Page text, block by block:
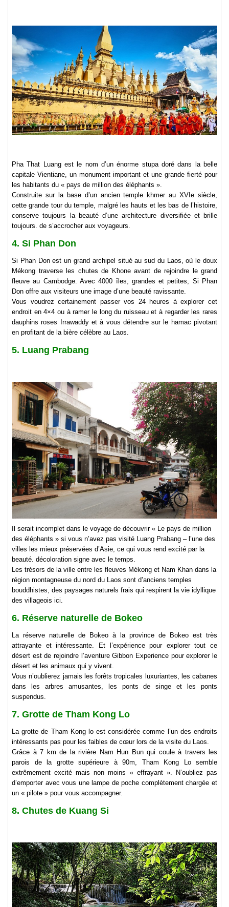
Pha That Luang est le nom d’un énorme stupa doré dans la belle
capitale Vientiane, un monument important et une grande fierté pour
les habitants du « pays de million des éléphants ».
Construite sur la base d’un ancien temple khmer au XVIe siècle,
cette grande tour du temple, malgré les hauts et les bas de l’histoire,
conserve toujours la beauté d’une architecture diversifiée et brille
toujours. de s’accrocher aux voyageurs.
4. Si Phan Don
Si Phan Don est un grand archipel situé au sud du Laos, où le doux
Mékong traverse les chutes de Khone avant de rejoindre le grand
fleuve au Cambodge. Avec 4000 îles, grandes et petites, Si Phan
Don offre aux visiteurs une image d’une beauté ravissante.
Vous voudrez certainement passer vos 24 heures à explorer cet
endroit en 4×4 ou à ramer le long du ruisseau et à regarder les rares
dauphins roses Irrawaddy et à vous détendre sur le hamac pivotant
en profitant de la bière célèbre au Laos.
5. Luang Prabang
Il serait incomplet dans le voyage de découvrir « Le pays de million
des éléphants » si vous n’avez pas visité Luang Prabang – l’une des
villes les mieux préservées d’Asie, ce qui vous rend excité par la
beauté. décoloration signe avec le temps.
Les trésors de la ville entre les fleuves Mékong et Nam Khan dans la
région montagneuse du nord du Laos sont d’anciens temples
bouddhistes, des paysages naturels frais qui respirent la vie idyllique
des villageois ici.
6. Réserve naturelle de Bokeo
La réserve naturelle de Bokeo à la province de Bokeo est très
attrayante et intéressante. Et l’expérience pour explorer tout ce
désert est de rejoindre l’aventure Gibbon Experience pour explorer le
désert et les animaux qui y vivent.
Vous n’oublierez jamais les forêts tropicales luxuriantes, les cabanes
dans les arbres amusantes, les ponts de singe et les ponts
suspendus.
7. Grotte de Tham Kong Lo
La grotte de Tham Kong lo est considérée comme l’un des endroits
intéressants pas pour les faibles de cœur lors de la visite du Laos.
Grâce à 7 km de la rivière Nam Hun Bun qui coule à travers les
parois de la grotte supérieure à 90m, Tham Kong Lo semble
extrêmement excité mais non moins « effrayant ». N’oubliez pas
d’emporter avec vous une lampe de poche complètement chargée et
un « pilote » pour vous accompagner.
8. Chutes de Kuang Si